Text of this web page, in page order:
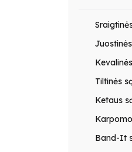
Tiltinės
Ketaus
Band-It